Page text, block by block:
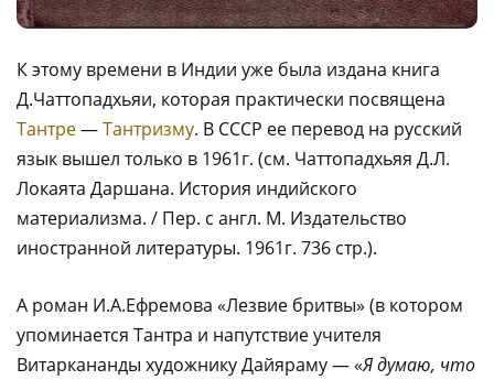
К этому времени в Индии уже была издана книга
Д.Чаттопадхьяи, которая практически посвящена
Тантре—Тантризму. В СССР ее перевод на русский
язык вышел только в 1961г. (см. Чаттопадхьяя Д.Л.
Локаята Даршана. История индийского
материализма. / Пер. с англ. М. Издательство
иностранной литературы. 1961г. 736 стр.).
А роман И.А.Ефремова «Лезвие бритвы» (в котором
упоминается Тантра и напутствие учителя
Витаркананды художнику Дайяраму — «Я думаю, что